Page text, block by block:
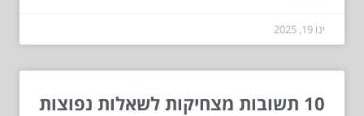
ינו 19, 2025
10 תשובות מצחיקות לשאלות נפוצות